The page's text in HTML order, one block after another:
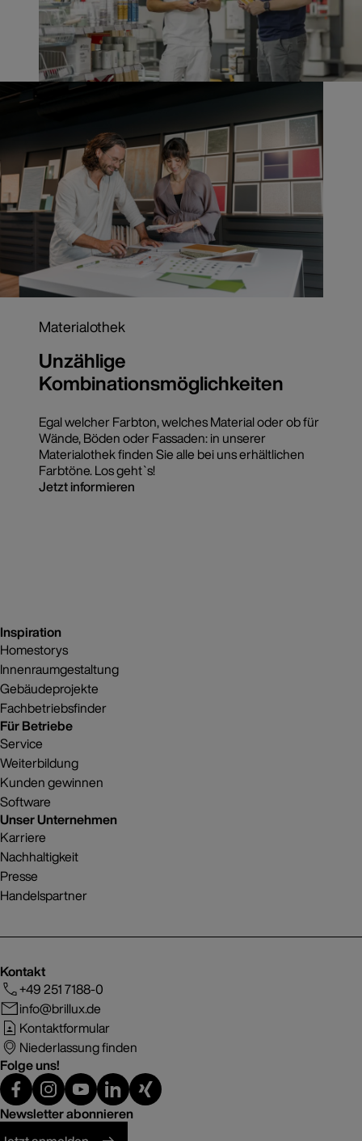
Materialothek
Unzählige
Kombinationsmöglichkeiten
Egal welcher Farbton, welches Material oder ob für
Wände, Böden oder Fassaden: in unserer
Materialothek finden Sie alle bei uns erhältlichen
Farbtöne. Los geht`s!
Jetzt informieren
Inspiration
Homestorys
Innenraumgestaltung
Gebäudeprojekte
Fachbetriebsfinder
Für Betriebe
Service
Weiterbildung
Kunden gewinnen
Software
Unser Unternehmen
Karriere
Nachhaltigkeit
Presse
Handelspartner
Kontakt
+49 251 7188-0
info@brillux.de
Kontaktformular
Niederlassung finden
Folge uns!
Newsletter abonnieren